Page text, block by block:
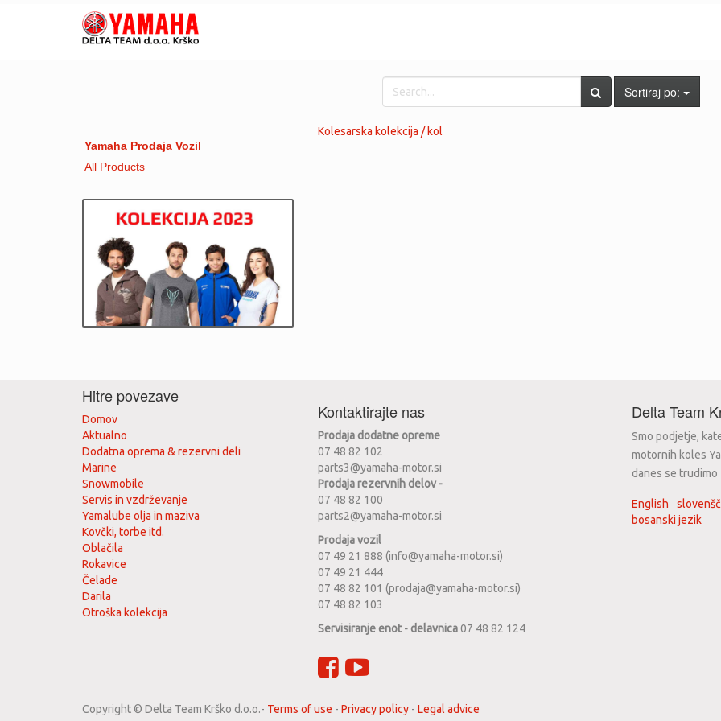
Sortiraj po:
Yamaha Prodaja Vozil
All Products
Kolesarska kolekcija / kol
Hitre povezave
Domov
Aktualno
Dodatna oprema & rezervni deli
Marine
Snowmobile
Servis in vzdrževanje
Yamalube olja in maziva
Kovčki, torbe itd.
Oblačila
Rokavice
Čelade
Darila
Otroška kolekcija
Kontaktirajte nas
Prodaja dodatne opreme
07 48 82 102
parts3@yamaha-motor.si
Prodaja rezervnih delov -
07 48 82 100
parts2@yamaha-motor.si
Prodaja vozil
07 49 21 888 (info@yamaha-motor.si)
07 49 21 444
07 48 82 101 (prodaja@yamaha-motor.si)
07 48 82 103
Servisiranje enot - delavnica07 48 82 124
Delta Team
Smo podjetje,
motornih koles
danes se
English
bosanski jezik
Copyright © Delta Team Krško d.o.o.- Terms of use - Privacy policy - Legal advice